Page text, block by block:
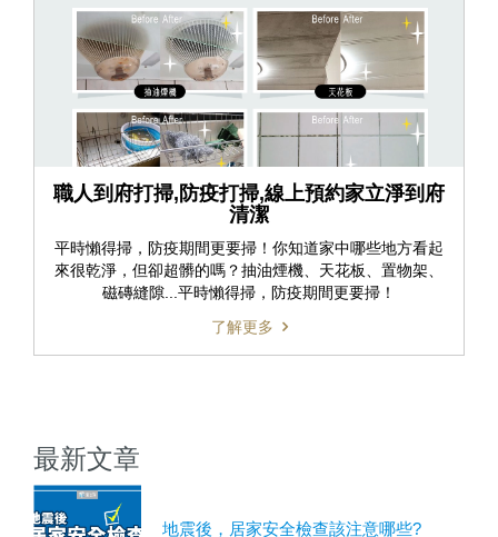
職人到府打掃,防疫打掃,線上預約家立淨到府
清潔
平時懶得掃，防疫期間更要掃！你知道家中哪些地方看起
來很乾淨，但卻超髒的嗎？抽油煙機、天花板、置物架、
磁磚縫隙...平時懶得掃，防疫期間更要掃！
了解更多
最新文章
地震後，居家安全檢查該注意哪些?